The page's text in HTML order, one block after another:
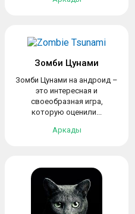
Зомби Цунами
Зомби Цунами на андроид –
это интересная и
своеобразная игра,
которую оценили...
Аркады